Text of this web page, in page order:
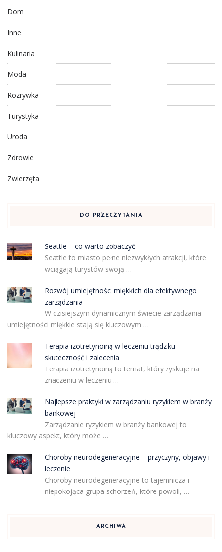
Dom
Inne
Kulinaria
Moda
Rozrywka
Turystyka
Uroda
Zdrowie
Zwierzęta
DO PRZECZYTANIA
Seattle – co warto zobaczyć
Seattle to miasto pełne niezwykłych atrakcji, które
wciągają turystów swoją …
Rozwój umiejętności miękkich dla efektywnego
zarządzania
W dzisiejszym dynamicznym świecie zarządzania
umiejętności miękkie stają się kluczowym …
Terapia izotretynoiną w leczeniu trądziku –
skuteczność i zalecenia
Terapia izotretynoiną to temat, który zyskuje na
znaczeniu w leczeniu …
Najlepsze praktyki w zarządzaniu ryzykiem w branży
bankowej
Zarządzanie ryzykiem w branży bankowej to
kluczowy aspekt, który może …
Choroby neurodegeneracyjne – przyczyny, objawy i
leczenie
Choroby neurodegeneracyjne to tajemnicza i
niepokojąca grupa schorzeń, które powoli, …
ARCHIWA